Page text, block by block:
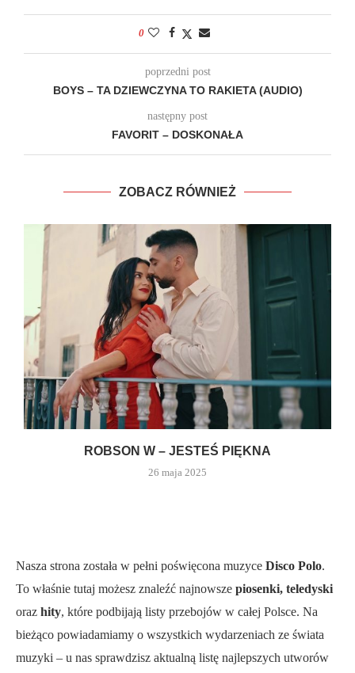
0
poprzedni post
BOYS – TA DZIEWCZYNA TO RAKIETA (AUDIO)
następny post
FAVORIT – DOSKONAŁA
ZOBACZ RÓWNIEŻ
ROBSON W – JESTEŚ PIĘKNA
26 maja 2025
Nasza strona została w pełni poświęcona muzyce Disco Polo.
To właśnie tutaj możesz znaleźć najnowsze piosenki, teledyski
oraz hity, które podbijają listy przebojów w całej Polsce. Na
bieżąco powiadamiamy o wszystkich wydarzeniach ze świata
muzyki – u nas sprawdzisz aktualną listę najlepszych utworów